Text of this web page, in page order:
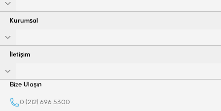
Kurumsal
İletişim
Bize Ulaşın
0 (212) 696 5300